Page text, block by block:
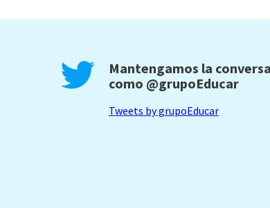
Mantengamos la
como @grupoEducar
Tweets by grupoEducar